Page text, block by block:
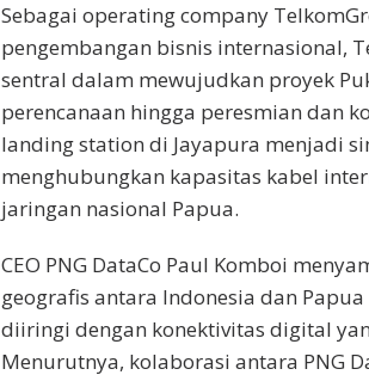
Sebagai operating company
pengembangan bisnis internasional,
sentral dalam mewujudkan proyek
perencanaan hingga peresmian dan
landing station di Jayapura menjadi
menghubungkan kapasitas kabel
jaringan nasional Papua.
CEO PNG DataCo Paul Komboi
geografis antara Indonesia dan
diiringi dengan konektivitas digital
Menurutnya, kolaborasi antara PNG